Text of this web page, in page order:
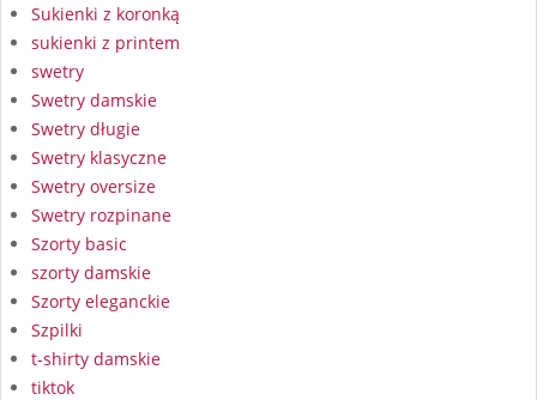
Sukienki z koronką
sukienki z printem
swetry
Swetry damskie
Swetry długie
Swetry klasyczne
Swetry oversize
Swetry rozpinane
Szorty basic
szorty damskie
Szorty eleganckie
Szpilki
t-shirty damskie
tiktok